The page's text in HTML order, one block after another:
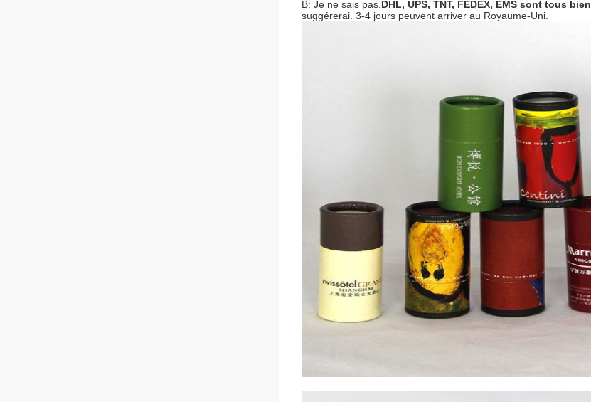
B: Je ne sais pas. DHL, UPS, TNT, FEDEX, EMS sont tous bien
suggérerai. 3-4 jours peuvent arriver au Royaume-Uni.